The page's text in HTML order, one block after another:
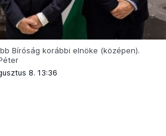
Bíróság korábbi elnöke (középen).
8. 13:36